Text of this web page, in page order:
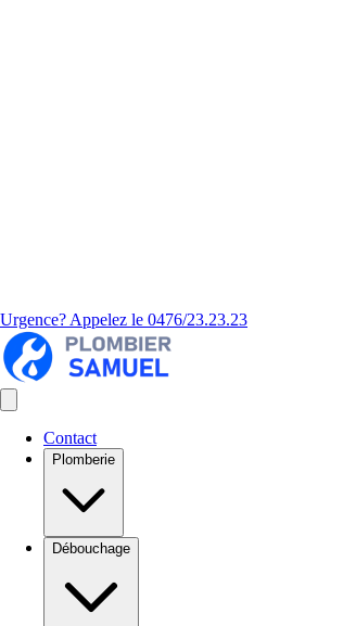
Urgence? Appelez le 0476/23.23.23
Contact
Plomberie
Débouchage